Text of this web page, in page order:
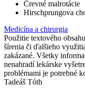
Črevné malrotácie
Hirschprungova
Medicína a chirurgia
Použitie textového
šírenia či ďalšieho
zakázané. Všetky
nenahradí lekárske
problémami je potrebné
Tadeáš Tóth